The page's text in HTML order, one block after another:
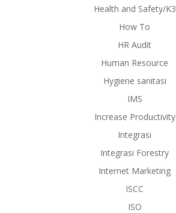
Health and Safety/K3
How To
HR Audit
Human Resource
Hygiene sanitasi
IMS
Increase Productivity
Integrasi
Integrasi Forestry
Internet Marketing
ISCC
ISO